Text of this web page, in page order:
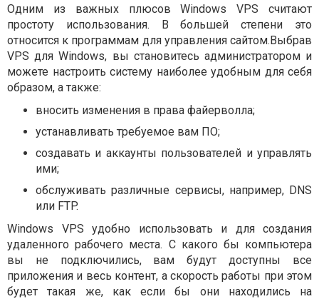
Одним из важных плюсов Windows VPS считают
простоту использования. В большей степени это
относится к программам для управления сайтом.Выбрав
VPS для Windows, вы становитесь администратором и
можете настроить систему наиболее удобным для себя
образом, а также:
вносить изменения в права файерволла;
устанавливать требуемое вам ПО;
создавать и аккаунты пользователей и управлять
ими;
обслуживать различные сервисы, например, DNS
или FTP.
Windows VPS удобно использовать и для создания
удаленного рабочего места. С какого бы компьютера
вы не подключились, вам будут доступны все
приложения и весь контент, а скорость работы при этом
будет такая же, как если бы они находились на